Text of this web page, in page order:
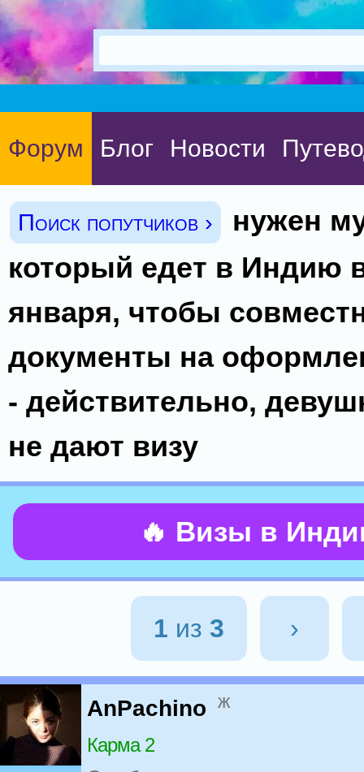
Форум Блог Новости
Поиск попутчиков ›
нужен
который едет в Индию
января, чтобы
документы на
- действительно,
не дают визу
🔥 Визы в
1 из 3 ›
AnPachino ж
Карма 2